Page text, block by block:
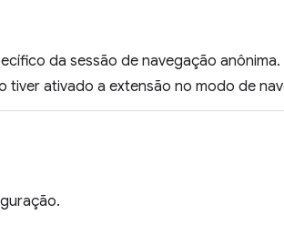
da sessão de navegação
tiver ativado a extensão no modo de